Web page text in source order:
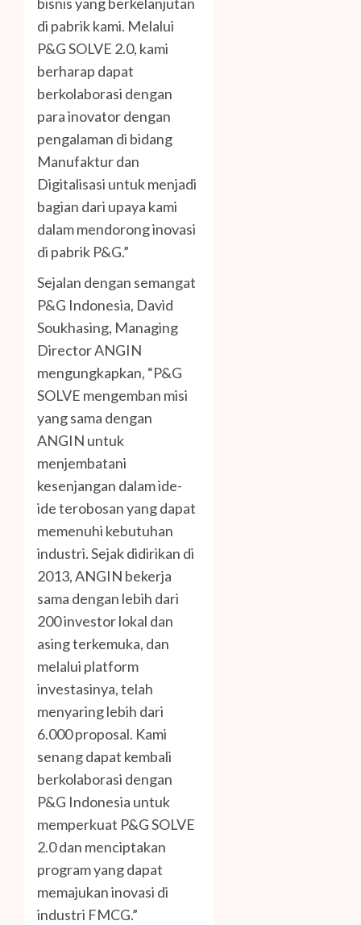
di pabrik kami. Melalui
P&G SOLVE 2.0, kami
berharap dapat
berkolaborasi dengan
para inovator dengan
pengalaman di bidang
Manufaktur dan
Digitalisasi untuk menjadi
bagian dari upaya kami
dalam mendorong inovasi
di pabrik P&G.”
Sejalan dengan semangat
P&G Indonesia, David
Soukhasing, Managing
Director ANGIN
mengungkapkan, “P&G
SOLVE mengemban misi
yang sama dengan
ANGIN untuk
menjembatani
kesenjangan dalam ide-
ide terobosan yang dapat
memenuhi kebutuhan
industri. Sejak didirikan di
2013, ANGIN bekerja
sama dengan lebih dari
200 investor lokal dan
asing terkemuka, dan
melalui platform
investasinya, telah
menyaring lebih dari
6.000 proposal. Kami
senang dapat kembali
berkolaborasi dengan
P&G Indonesia untuk
memperkuat P&G SOLVE
2.0 dan menciptakan
program yang dapat
memajukan inovasi di
industri FMCG.”